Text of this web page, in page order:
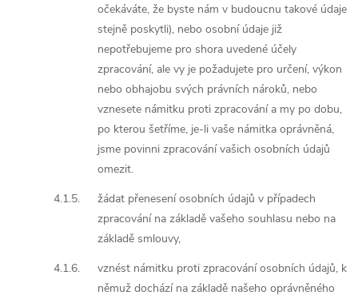
očekáváte, že byste nám v budoucnu takové údaje
stejně poskytli), nebo osobní údaje již
nepotřebujeme pro shora uvedené účely
zpracování, ale vy je požadujete pro určení, výkon
nebo obhajobu svých právních nároků, nebo
vznesete námitku proti zpracování a my po dobu,
po kterou šetříme, je-li vaše námitka oprávněná,
jsme povinni zpracování vašich osobních údajů
omezit.
4.1.5.
žádat přenesení osobních údajů v případech
zpracování na základě vašeho souhlasu nebo na
základě smlouvy,
4.1.6.
vznést námitku proti zpracování osobních údajů, k
němuž dochází na základě našeho oprávněného